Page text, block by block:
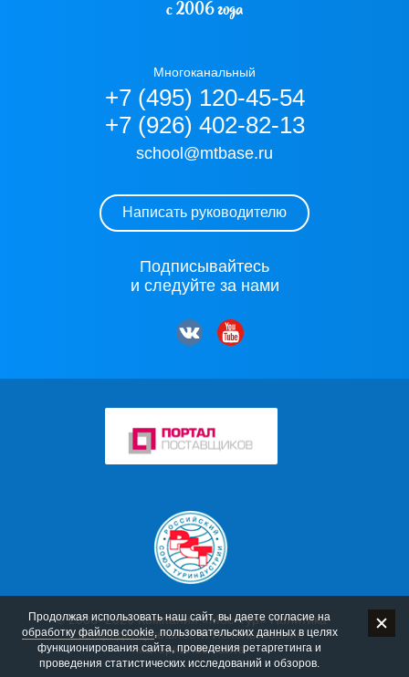
с 2006 года
Многоканальный
+7 (495) 120-45-54
+7 (926) 402-82-13
school@mtbase.ru
Написать руководителю
Подписывайтесь
и следуйте за нами
© 2006–2026 Компания «Мос-Тур» Политика
конфиденциальности Использование
материалов сайта
Продолжая использовать наш сайт, вы даете согласие на
обработку файлов cookie, пользовательских данных в целях
функционирования сайта, проведения ретаргетинга и
проведения статистических исследований и обзоров.